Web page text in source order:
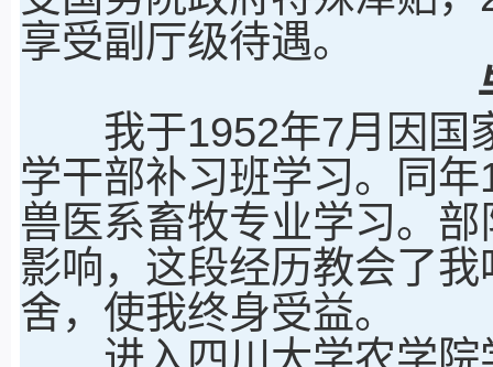
享受副厅级待遇。
我于1952年7月因国
学干部补习班学习。同
兽医系畜牧专业学习。
影响，这段经历教会了
舍，使我终身受益。